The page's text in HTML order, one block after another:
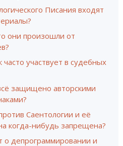
Писания входят
они произошли от
участвует в судебных
защищено авторскими
Саентологии и её
когда-нибудь запрещена?
о депрограммировании и